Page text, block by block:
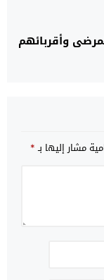
وأقربائهم
مشار إليها بـ*